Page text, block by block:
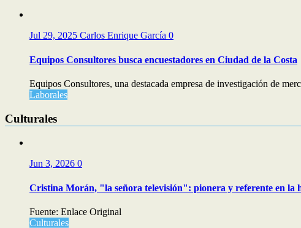
Jul 29, 2025 Carlos Enrique García 0
Equipos Consultores busca encuestadores en Ciudad de la Costa
Equipos Consultores, una destacada empresa de investigación de
Laborales
Culturales
Jun 3, 2026 0
Cristina Morán, "la señora televisión": pionera y referente en la
Fuente: Enlace Original
Culturales